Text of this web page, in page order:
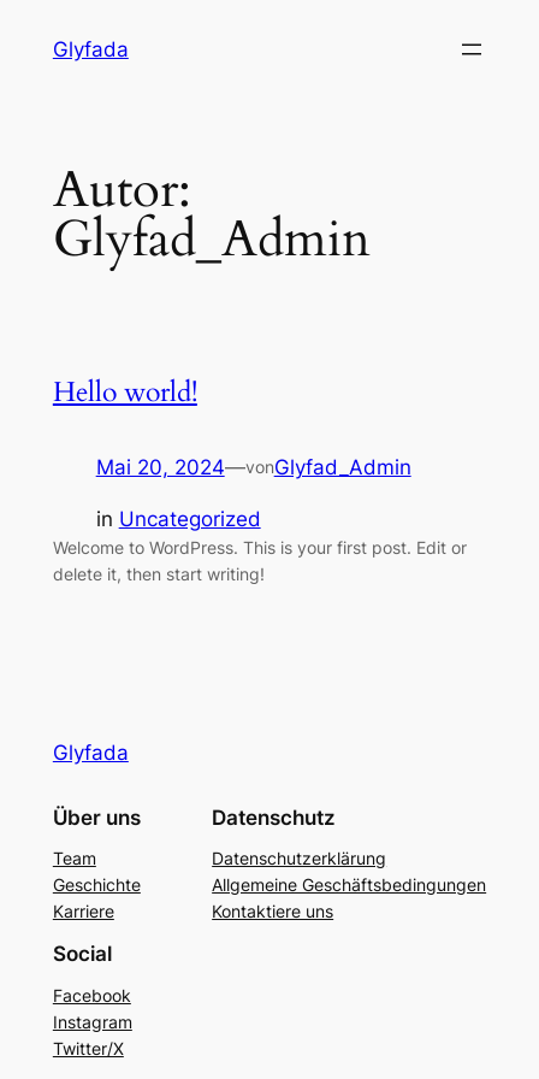
InhaltGlyfada
Autor:
Glyfad_Admin
Hello world!
Mai 20, 2024—vonGlyfad_Admin
in Uncategorized
Welcome to WordPress. This is your first post. Edit or
delete it, then start writing!
Glyfada
Über uns
Team
Geschichte
Karriere
Datenschutz
Datenschutzerklärung
Allgemeine Geschäftsbedingungen
Kontaktiere uns
Social
Facebook
Instagram
Twitter/X